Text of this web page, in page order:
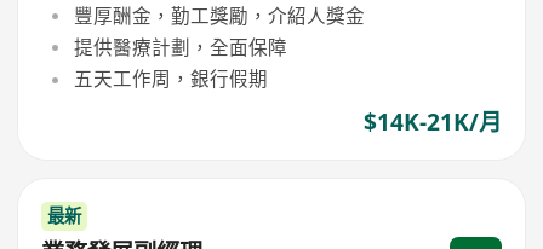
豐厚酬金，勤工獎勵，介紹人獎金
提供醫療計劃，全面保障
五天工作周，銀行假期
$14K-21K/月
最新